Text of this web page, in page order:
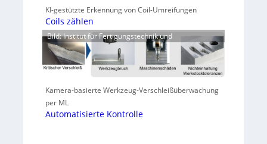
KI-gestützte Erkennung von Coil-Umreifungen
Coils zählen
Bild: Institut für Fertigungstechnik und
Kamera-basierte Werkzeug-Verschleißüberwachung
per ML
Automatisierte Kontrolle